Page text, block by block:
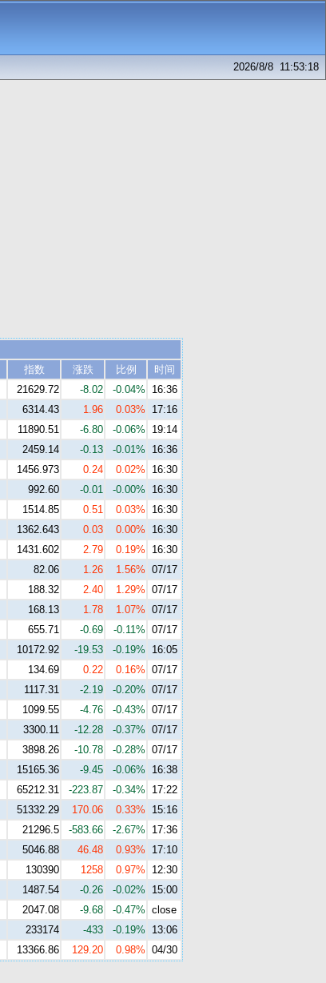
2026/8/8 11:53:18
指数 涨跌 比例
时间
21629.72 -8.02 -0.04%
16:36
6314.43 1.96 0.03%
17:16
11890.51 -6.80 -0.06%
19:14
2459.14 -0.13 -0.01%
16:36
1456.973 0.24 0.02%
16:30
992.60 -0.01 -0.00%
16:30
1514.85 0.51 0.03%
16:30
1362.643 0.03 0.00%
16:30
1431.602 2.79 0.19%
16:30
82.06 1.26 1.56% 07/17
188.32 2.40 1.29% 07/17
168.13 1.78 1.07% 07/17
655.71 -0.69 -0.11% 07/17
10172.92 -19.53 -0.19%
16:05
134.69 0.22 0.16% 07/17
1117.31 -2.19 -0.20% 07/17
1099.55 -4.76 -0.43% 07/17
3300.11 -12.28 -0.37% 07/17
3898.26 -10.78 -0.28% 07/17
15165.36 -9.45 -0.06%
16:38
65212.31 -223.87 -0.34%
17:22
51332.29 170.06 0.33%
15:16
21296.5 -583.66 -2.67%
17:36
5046.88 46.48 0.93%
17:10
130390 1258 0.97%
12:30
1487.54 -0.26 -0.02%
15:00
2047.08 -9.68 -0.47% close
233174 -433 -0.19%
13:06
13366.86 129.20 0.98% 04/30